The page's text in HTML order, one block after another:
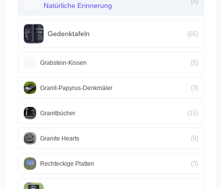
Natürliche Erinnerung
Gedenktafeln (66)
Grabstein-Kissen (5)
Granit-Papyrus-Denkmäler (3)
Granitbücher (15)
Granite Hearts (9)
Rechteckige Platten (3)